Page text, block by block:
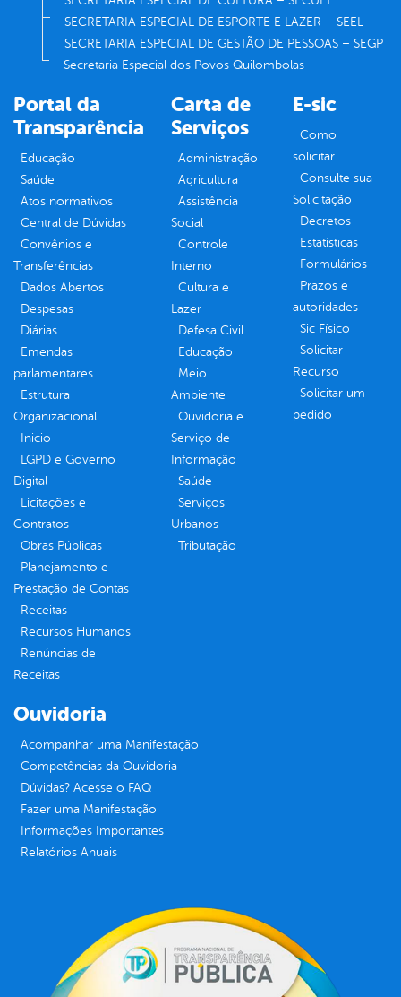
SECRETARIA ESPECIAL DE ESPORTE E LAZER – SEEL
SECRETARIA ESPECIAL DE GESTÃO DE PESSOAS – SEGP
Secretaria Especial dos Povos Quilombolas
Portal da
Transparência
Educação
Saúde
Atos normativos
Central de Dúvidas
Convênios e
Transferências
Dados Abertos
Despesas
Diárias
Emendas
parlamentares
Estrutura
Organizacional
Inicio
LGPD e Governo
Digital
Licitações e
Contratos
Obras Públicas
Planejamento e
Prestação de Contas
Receitas
Recursos Humanos
Renúncias de
Receitas
Carta de
Serviços
Administração
Agricultura
Assistência
Social
Controle
Interno
Cultura e
Lazer
Defesa Civil
Educação
Meio
Ambiente
Ouvidoria e
Serviço de
Informação
Saúde
Serviços
Urbanos
Tributação
E-sic
Como
solicitar
Consulte sua
Solicitação
Decretos
Estatísticas
Formulários
Prazos e
autoridades
Sic Físico
Solicitar
Recurso
Solicitar um
pedido
Ouvidoria
Acompanhar uma Manifestação
Competências da Ouvidoria
Dúvidas? Acesse o FAQ
Fazer uma Manifestação
Informações Importantes
Relatórios Anuais